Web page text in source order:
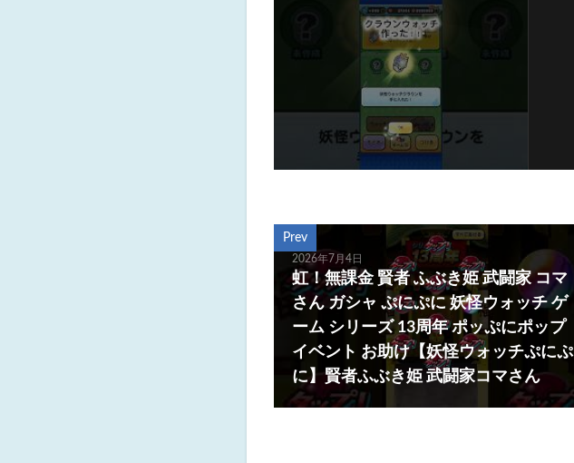
Prev
2026年7月4日
虹！無課金 賢者 ふぶき姫 武闘家 コマ
さん ガシャ ぷにぷに 妖怪ウォッチ ゲ
ーム シリーズ 13周年 ポッぷにポップ
イベント お助け【妖怪ウォッチぷにぷ
に】賢者ふぶき姫 武闘家コマさん